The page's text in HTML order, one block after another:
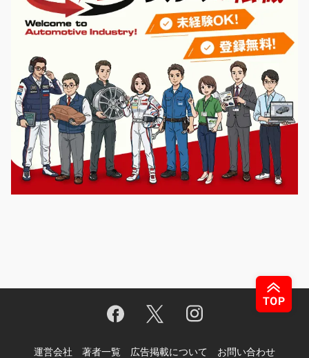
運営会社 著者一覧 広告掲載について お問い合わせ